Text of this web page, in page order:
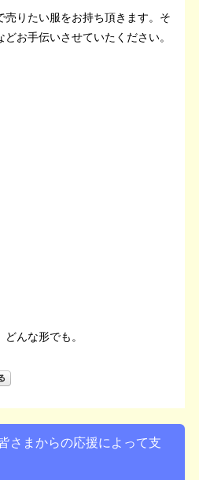
売りたい服をお持ち頂きます。そ
お手伝いさせていたください。
んな形でも。
さまからの応援によって支